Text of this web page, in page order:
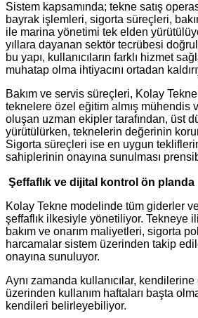
Sistem kapsamında; tekne satış
bayrak işlemleri, sigorta süreçleri,
ile marina yönetimi tek elden
yıllara dayanan sektör tecrübesi
bu yapı, kullanıcıların farklı hizmet
muhatap olma ihtiyacını ortadan
Bakım ve servis süreçleri, Kolay
teknelere özel eğitim almış mühendis
oluşan uzman ekipler tarafından, üst
yürütülürken, teknelerin değerinin
Sigorta süreçleri ise en uygun
sahiplerinin onayına sunulması
Şeffaflık ve dijital kontrol ön planda
Kolay Tekne modelinde tüm giderler
şeffaflık ilkesiyle yönetiliyor. Tekneye
bakım ve onarım maliyetleri, sigorta
harcamalar sistem üzerinden takip
onayına sunuluyor.
Aynı zamanda kullanıcılar,
üzerinden kullanım haftaları başta
kendileri belirleyebiliyor.